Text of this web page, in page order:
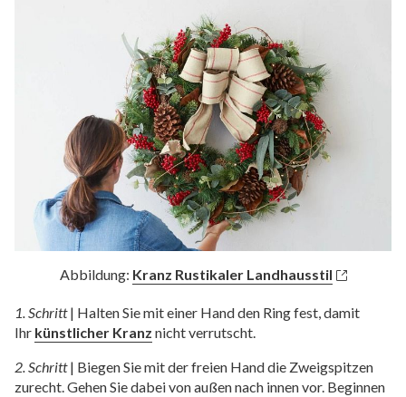
Abbildung: Kranz Rustikaler Landhausstil
1. Schritt | Halten Sie mit einer Hand den Ring fest, damit
Ihr künstlicher Kranz nicht verrutscht.
2. Schritt | Biegen Sie mit der freien Hand die Zweigspitzen
zurecht. Gehen Sie dabei von außen nach innen vor. Beginnen